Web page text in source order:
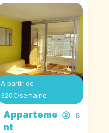
A partir de
320€/semaine
Apparteme
nt
6